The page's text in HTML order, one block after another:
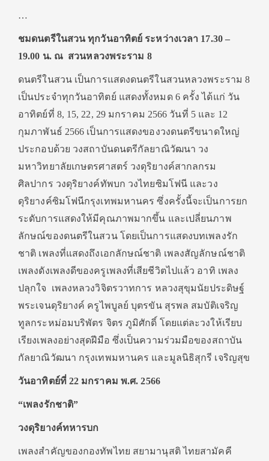
…
ชมดนตรีในสวน ทุกวันอาทิตย์ ระหว่างเวลา 17.30 –
19.00 น. ณ สวนหลวงพระราม 8
ดนตรีในสวน เป็นการแสดงดนตรีในสวนหลวงพระราม 8
เป็นประจำทุกวันอาทิตย์ แสดงทั้งหมด 6 ครั้ง ได้แก่ วัน
อาทิตย์ที่ 8, 15, 22, 29 มกราคม 2566 วันที่ 5 และ 12
กุมภาพันธ์ 2566 เป็นการแสดงของวงดนตรีขนาดใหญ่
ประกอบด้วย วงสถาบันดนตรีกัลยาณิวัฒนา วง
มหาวิทยาลัยเกษตรศาสตร์ วงดุริยางค์สากลกรม
ศิลปากร วงดุริยางค์ทัพบก วงไทยซิมโฟนี และวง
ดุริยางค์ซิมโฟนีกรุงเทพมหานคร ซึ่งครั้งนี้จะเป็นการยก
ระดับการแสดงให้มีคุณภาพมากขึ้น และเปลี่ยนภาพ
ลักษณ์ของดนตรีในสวน โดยเป็นการแสดงบทเพลงรัก
ชาติ เพลงที่แสดงถึงเอกลักษณ์ชาติ เพลงสัญลักษณ์ชาติ
เพลงดังเพลงดีของครูเพลงที่เสียชีวิตไปแล้ว อาทิ เพลง
ปลุกใจ เพลงหลวงวิจิตรวาทการ หลวงสุขุมนัยประดิษฐ์
พระเจนดุริยางค์ ครูไพบูลย์ บุตรขัน สุรพล สมบัติเจริญ
ทูลกระหม่อมบริพัตร จิตร ภูมิศักดิ์ โดยแต่ละวงให้เรียบ
เรียงเพลงอย่างสุดฝีมือ ซึ่งเป็นความร่วมมือของสถาบัน
กัลยาณิวัฒนา กรุงเทพมหานคร และมูลนิธิสุกรี เจริญสุข
วันอาทิตย์ที่ 22 มกราคม พ.ศ. 2566
“เพลงรักชาติ”
วงดุริยางค์ทหารบก
เพลงสำคัญของกองทัพไทย สยามานุสติ ไทยสามัคคี